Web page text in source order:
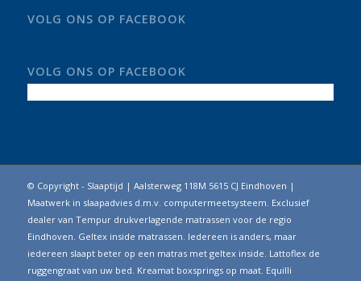
VOLG ONS OP FACEBOOK
VOLG ONS OP FACEBOOK
© Copyright - Slaaptijd | Aalsterweg 118M 5615 CJ Eindhoven |
Maatwerk in slaapadvies d.m.v. computermeetsysteem. Exclusief
dealer van Tempur drukverlagende matrassen voor de regio
Eindhoven. Geltex inside matrassen. Iedereen is anders, maar
iedereen slaapt beter op een matras met geltex inside. Lattoflex de
ruggengraat van uw bed. Kreamat boxsprings op maat. Equilli